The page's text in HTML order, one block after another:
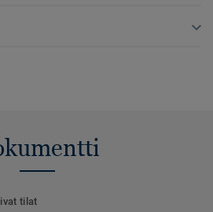
tilat